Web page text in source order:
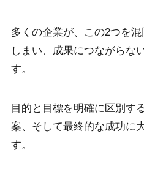
多くの企業が、この2つを
しまい、成果につながらな
す。
目的と目標を明確に区別す
案、そして最終的な成功に
す。